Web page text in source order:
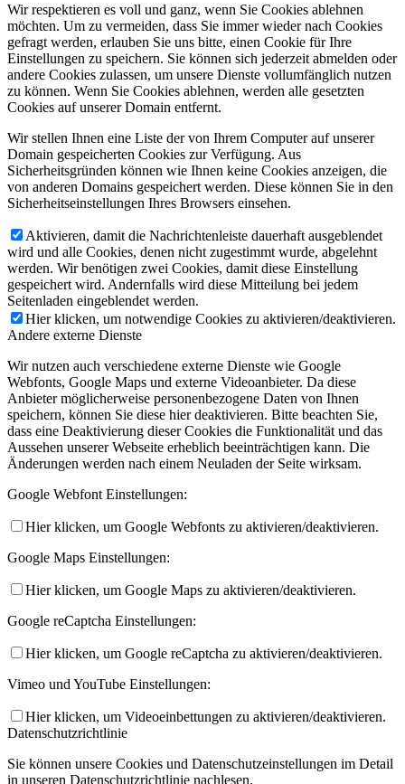
Wir respektieren es voll und ganz, wenn Sie Cookies ablehnen
möchten. Um zu vermeiden, dass Sie immer wieder nach Cookies
gefragt werden, erlauben Sie uns bitte, einen Cookie für Ihre
Einstellungen zu speichern. Sie können sich jederzeit abmelden oder
andere Cookies zulassen, um unsere Dienste vollumfänglich nutzen
zu können. Wenn Sie Cookies ablehnen, werden alle gesetzten
Cookies auf unserer Domain entfernt.
Wir stellen Ihnen eine Liste der von Ihrem Computer auf unserer
Domain gespeicherten Cookies zur Verfügung. Aus
Sicherheitsgründen können wie Ihnen keine Cookies anzeigen, die
von anderen Domains gespeichert werden. Diese können Sie in den
Sicherheitseinstellungen Ihres Browsers einsehen.
Aktivieren, damit die Nachrichtenleiste dauerhaft ausgeblendet
wird und alle Cookies, denen nicht zugestimmt wurde, abgelehnt
werden. Wir benötigen zwei Cookies, damit diese Einstellung
gespeichert wird. Andernfalls wird diese Mitteilung bei jedem
Seitenladen eingeblendet werden.
Hier klicken, um notwendige Cookies zu aktivieren/deaktivieren.
Andere externe Dienste
Wir nutzen auch verschiedene externe Dienste wie Google
Webfonts, Google Maps und externe Videoanbieter. Da diese
Anbieter möglicherweise personenbezogene Daten von Ihnen
speichern, können Sie diese hier deaktivieren. Bitte beachten Sie,
dass eine Deaktivierung dieser Cookies die Funktionalität und das
Aussehen unserer Webseite erheblich beeinträchtigen kann. Die
Änderungen werden nach einem Neuladen der Seite wirksam.
Google Webfont Einstellungen:
Hier klicken, um Google Webfonts zu aktivieren/deaktivieren.
Google Maps Einstellungen:
Hier klicken, um Google Maps zu aktivieren/deaktivieren.
Google reCaptcha Einstellungen:
Hier klicken, um Google reCaptcha zu aktivieren/deaktivieren.
Vimeo und YouTube Einstellungen:
Hier klicken, um Videoeinbettungen zu aktivieren/deaktivieren.
Datenschutzrichtlinie
Sie können unsere Cookies und Datenschutzeinstellungen im Detail
in unseren Datenschutzrichtlinie nachlesen.